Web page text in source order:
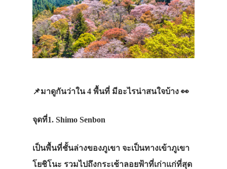
📌มาดูกันว่าใน4 พื้นที่ มีอะไรน่าสนใจบ้าง 👀
จุดที่1. Shimo Senbon
เป็นพื้นที่ชั้นล่างของภูเขา จะเป็นทางเข้าภูเขา
โยชิโนะ รวมไปถึงกระเช้าลอยฟ้าที่เก่าแก่ที่สุด